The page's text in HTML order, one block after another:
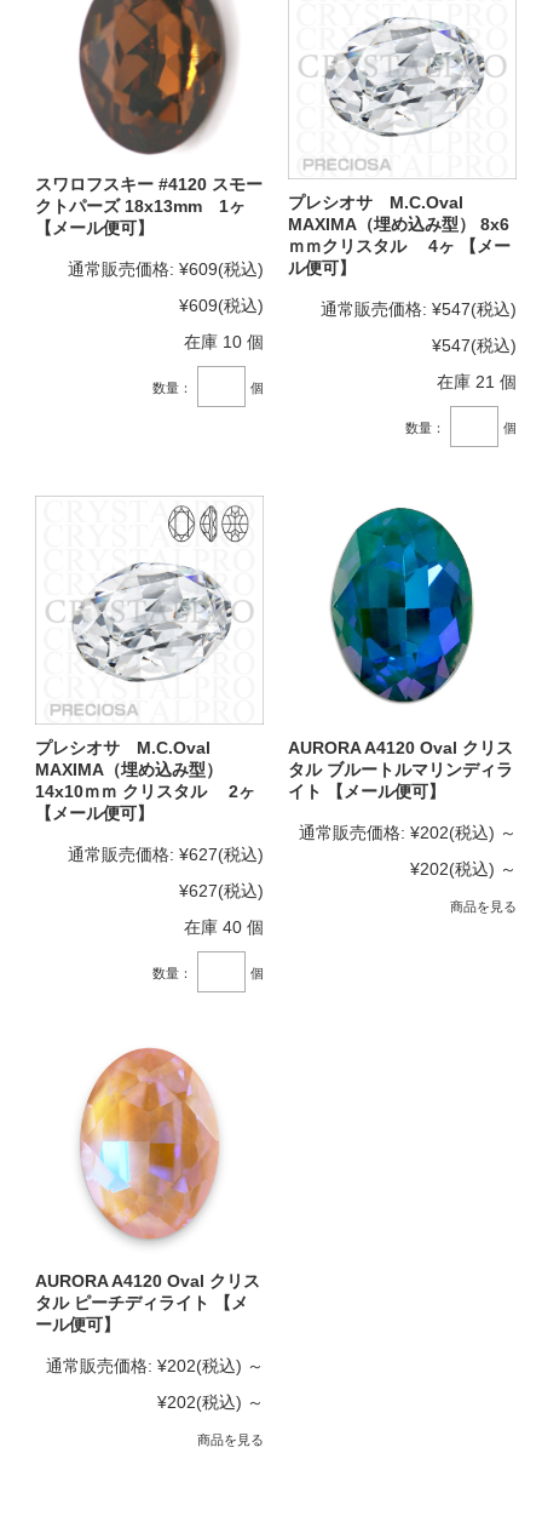
スワロフスキー #4120 スモー
クトパーズ 18x13mm 1ヶ
【メール便可】
通常販売価格: ¥609(税込)
¥609(税込)
在庫 10 個
数量： 個
プレシオサ M.C.Oval
MAXIMA（埋め込み型） 8x6
ｍｍクリスタル 4ヶ 【メー
ル便可】
通常販売価格: ¥547(税込)
¥547(税込)
在庫 21 個
数量： 個
プレシオサ M.C.Oval
MAXIMA（埋め込み型）
14x10ｍｍ クリスタル 2ヶ
【メール便可】
通常販売価格: ¥627(税込)
¥627(税込)
在庫 40 個
数量： 個
AURORA A4120 Oval クリス
タル ブルートルマリンディラ
イト 【メール便可】
通常販売価格: ¥202(税込) ～
¥202(税込) ～
商品を見る
AURORA A4120 Oval クリス
タル ピーチディライト 【メ
ール便可】
通常販売価格: ¥202(税込) ～
¥202(税込) ～
商品を見る